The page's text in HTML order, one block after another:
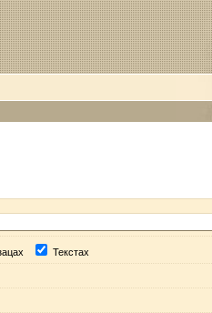
Текстах